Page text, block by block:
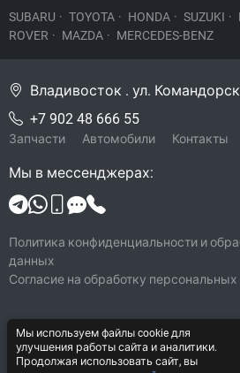
SUBARU · TOYOTA · HONDA · SUZUKI ·
ROVER · MAZDA · MERCEDES-BENZ
© 2026 Legacy-VL
Все права защищены
Владивосток . ул.
+7 902 48 666 55
Запчасти Автомобили Контакты
Мы в мессенджерах:
Политика конфиденциальности и
данных
Согласие на обработку
Мы используем файлы cookie для
улучшения работы сайта и аналитики.
Продолжая использовать сайт, вы